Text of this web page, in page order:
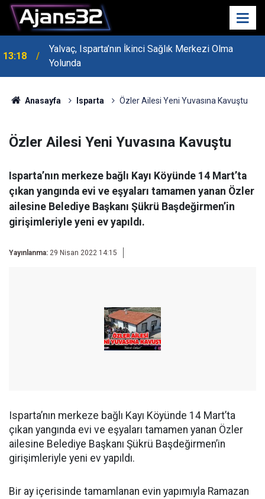
13:18
Yalvaç, Isparta’nın İkinci Sağlık Merkezi Olma
Yolunda
13:14
MHP Genel Başkan Yardımcısı Bayraktar Isparta’da
Konuştu
Anasayfa Isparta Özler Ailesi Yeni Yuvasına Kavuştu
Özler Ailesi Yeni Yuvasına Kavuştu
Isparta’nın merkeze bağlı Kayı Köyünde 14 Mart’ta
çıkan yangında evi ve eşyaları tamamen yanan Özler
ailesine Belediye Başkanı Şükrü Başdeğirmen’in
girişimleriyle yeni ev yapıldı.
Yayınlanma: 29 Nisan 2022 14:15
Isparta’nın merkeze bağlı Kayı Köyünde 14 Mart’ta
çıkan yangında evi ve eşyaları tamamen yanan Özler
ailesine Belediye Başkanı Şükrü Başdeğirmen’in
girişimleriyle yeni ev yapıldı.
Bir ay içerisinde tamamlanan evin yapımıyla Ramazan